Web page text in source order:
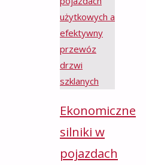
Ekonomiczne
silniki w
pojazdach